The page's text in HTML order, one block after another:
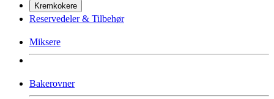
Kremkokere
Reservedeler & Tilbehør
Miksere
Bakerovner